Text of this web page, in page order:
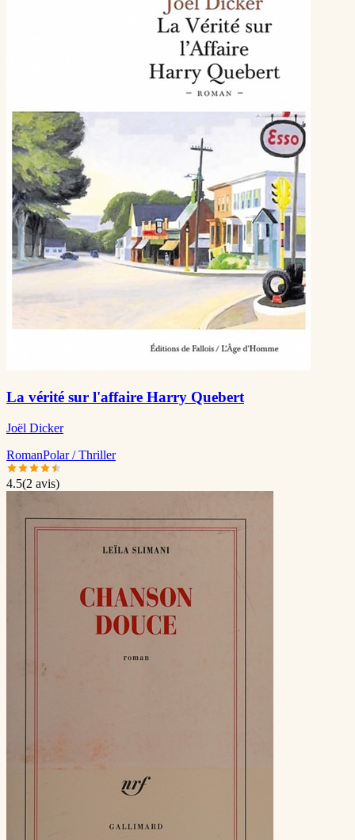
La vérité sur l'affaire Harry Quebert
Joël Dicker
RomanPolar / Thriller
4.5(2 avis)